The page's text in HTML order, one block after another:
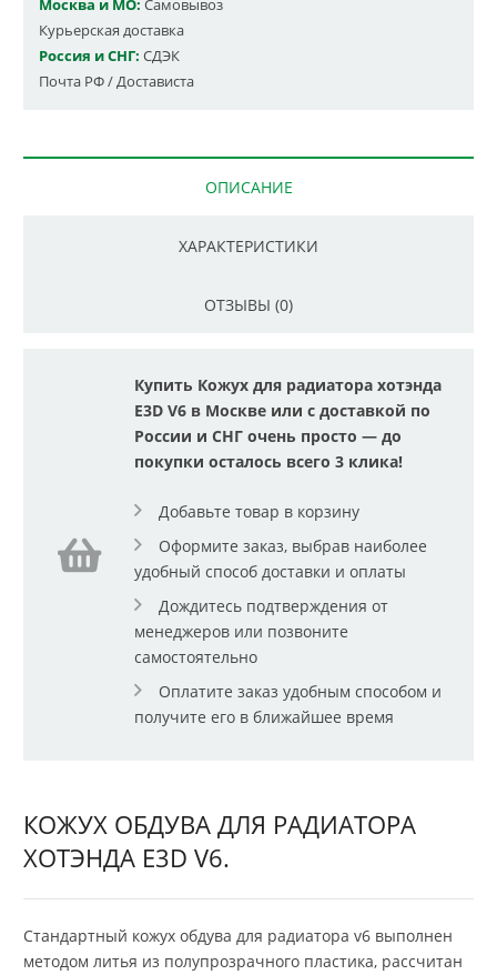
Москва и МО: Самовывоз
Курьерская доставка
Россия и СНГ: СДЭК
Почта РФ / Достависта
ОПИСАНИЕ
ХАРАКТЕРИСТИКИ
ОТЗЫВЫ (0)
Купить Кожух для радиатора хотэнда
E3D V6 в Москве или с доставкой по
России и СНГ очень просто — до
покупки осталось всего 3 клика!
Добавьте товар в корзину
Оформите заказ, выбрав наиболее
удобный способ доставки и оплаты
Дождитесь подтверждения от
менеджеров или позвоните
самостоятельно
Оплатите заказ удобным способом и
получите его в ближайшее время
КОЖУХ ОБДУВА ДЛЯ РАДИАТОРА
ХОТЭНДА E3D V6.
Стандартный кожух обдува для радиатора v6 выполнен
методом литья из полупрозрачного пластика, рассчитан